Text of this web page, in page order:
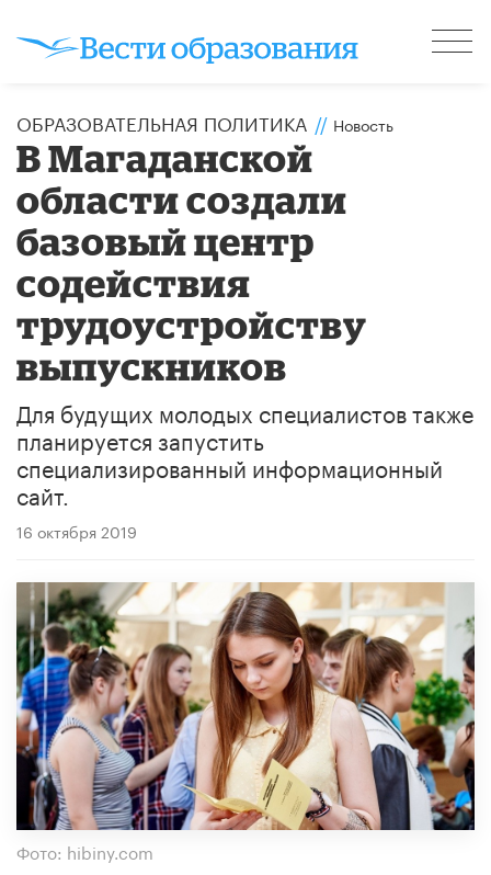
ОБРАЗОВАТЕЛЬНАЯ ПОЛИТИКА // Новость
В Магаданской
области создали
базовый центр
содействия
трудоустройству
выпускников
Для будущих молодых специалистов также
планируется запустить
специализированный информационный
сайт.
16 октября 2019
Фото: hibiny.com